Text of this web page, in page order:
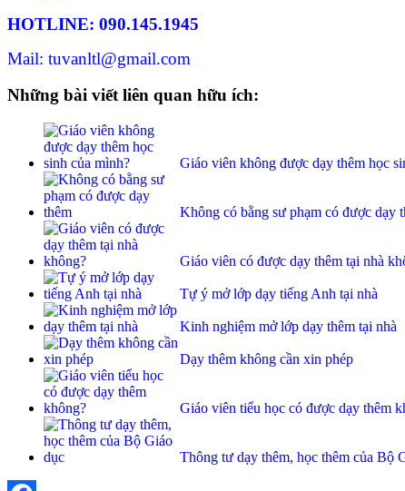
HOTLINE: 090.145.1945
Mail: tuvanltl@gmail.com
Những bài viết liên quan hữu ích:
Giáo viên không được dạy thêm học
Không có bằng sư phạm có được dạy
Giáo viên có được dạy thêm tại nhà
Tự ý mở lớp dạy tiếng Anh tại nhà
Kinh nghiệm mở lớp dạy thêm tại nhà
Dạy thêm không cần xin phép
Giáo viên tiểu học có được dạy thêm
Thông tư dạy thêm, học thêm của Bộ